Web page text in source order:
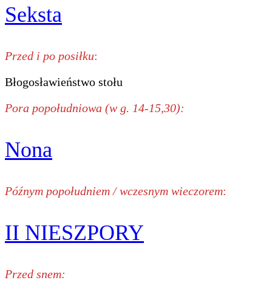
Seksta
Przed i po posiłku:
Błogosławieństwo stołu
Pora popołudniowa (w g. 14-15,30):
Nona
Późnym popołudniem / wczesnym wieczorem:
II NIESZPORY
Przed snem: